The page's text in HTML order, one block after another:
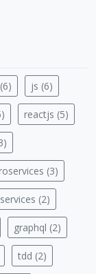
js (6)
reactjs (5)
(3)
(2)
graphql (2)
tdd (2)